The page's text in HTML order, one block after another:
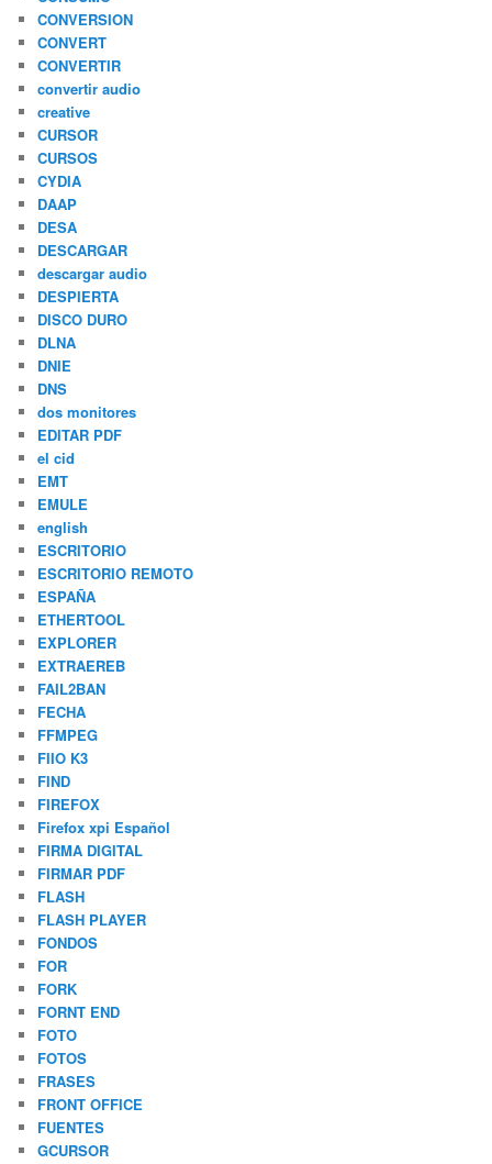
CONVERSION
CONVERT
CONVERTIR
convertir audio
creative
CURSOR
CURSOS
CYDIA
DAAP
DESA
DESCARGAR
descargar audio
DESPIERTA
DISCO DURO
DLNA
DNIE
DNS
dos monitores
EDITAR PDF
el cid
EMT
EMULE
english
ESCRITORIO
ESCRITORIO REMOTO
ESPAÑA
ETHERTOOL
EXPLORER
EXTRAEREB
FAIL2BAN
FECHA
FFMPEG
FIIO K3
FIND
FIREFOX
Firefox xpi Español
FIRMA DIGITAL
FIRMAR PDF
FLASH
FLASH PLAYER
FONDOS
FOR
FORK
FORNT END
FOTO
FOTOS
FRASES
FRONT OFFICE
FUENTES
GCURSOR